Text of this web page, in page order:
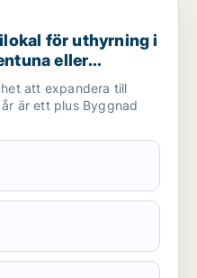
uthyrning i Upplands Väsby,
för uthyrning i
eller
plus Byggnad